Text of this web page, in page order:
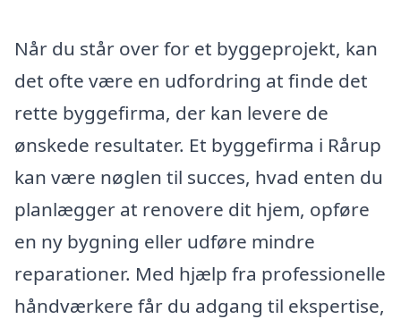
Når du står over for et byggeprojekt, kan
det ofte være en udfordring at finde det
rette byggefirma, der kan levere de
ønskede resultater. Et byggefirma i Rårup
kan være nøglen til succes, hvad enten du
planlægger at renovere dit hjem, opføre
en ny bygning eller udføre mindre
reparationer. Med hjælp fra professionelle
håndværkere får du adgang til ekspertise,